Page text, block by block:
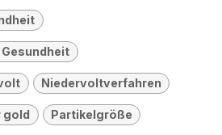
Niedervoltverfahren
gold Partikelgröße